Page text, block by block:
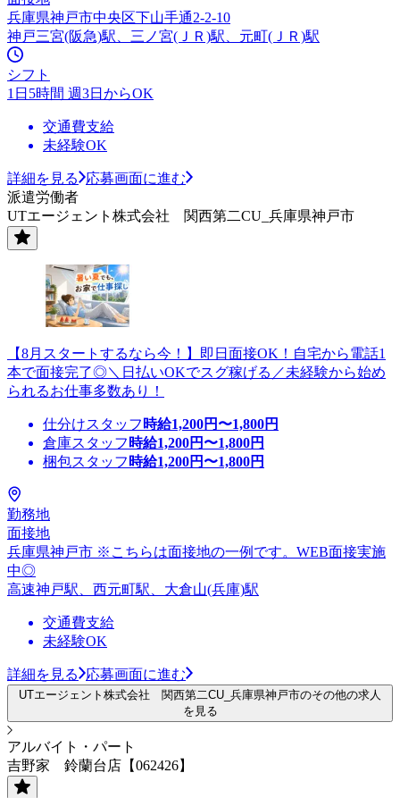
兵庫県神戸市中央区下山手通2-2-10
神戸三宮(阪急)駅、三ノ宮(ＪＲ)駅、元町(ＪＲ)駅
シフト
1日5時間 週3日からOK
交通費支給
未経験OK
詳細を見る
応募画面に進む
派遣労働者
UTエージェント株式会社 関西第二CU_兵庫県神戸市
【8月スタートするなら今！】即日面接OK！自宅から電話1
本で面接完了◎＼日払いOKでスグ稼げる／未経験から始め
られるお仕事多数あり！
仕分けスタッフ 時給1,200円〜1,800円
倉庫スタッフ 時給1,200円〜1,800円
梱包スタッフ 時給1,200円〜1,800円
勤務地
面接地
兵庫県神戸市 ※こちらは面接地の一例です。WEB面接実施
中◎
高速神戸駅、西元町駅、大倉山(兵庫)駅
交通費支給
未経験OK
詳細を見る 応募画面に進む
UTエージェント株式会社 関西第二CU_兵庫県神戸市のその他の求人
を見る
アルバイト・パート
吉野家 鈴蘭台店【062426】